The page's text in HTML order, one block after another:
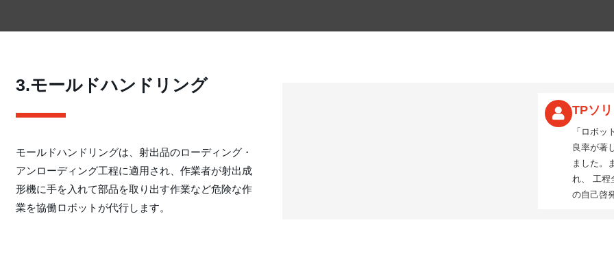
3.モールドハンドリング
モールドハンドリングは、射出品のローディング・
アンローディング工程に適用され、作業者が射出成
形機に手を入れて部品を取り出す作業など危険な作
業を協働ロボットが代行します。
TPソ
「ロボッ
良率が著
ました。
れ、 工程
の自己啓